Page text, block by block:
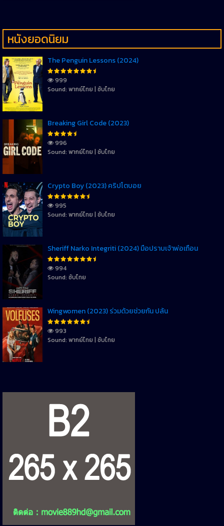
หนังยอดนิยม
The Penguin Lessons (2024)
999
Sound: พากย์ไทย | ซับไทย
Breaking Girl Code (2023)
996
Sound: พากย์ไทย | ซับไทย
Crypto Boy (2023) คริปโตบอย
995
Sound: พากย์ไทย | ซับไทย
Sheriff Narko Integriti (2024) มือปราบเจ้าพ่อเถื่อน
994
Sound: ซับไทย
Wingwomen (2023) ร่วมด้วยช่วยกัน ปล้น
993
Sound: พากย์ไทย | ซับไทย